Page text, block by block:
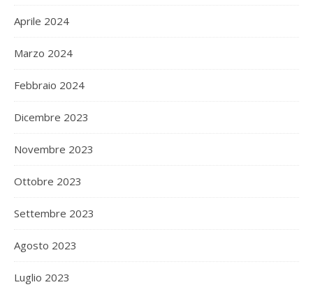
Aprile 2024
Marzo 2024
Febbraio 2024
Dicembre 2023
Novembre 2023
Ottobre 2023
Settembre 2023
Agosto 2023
Luglio 2023